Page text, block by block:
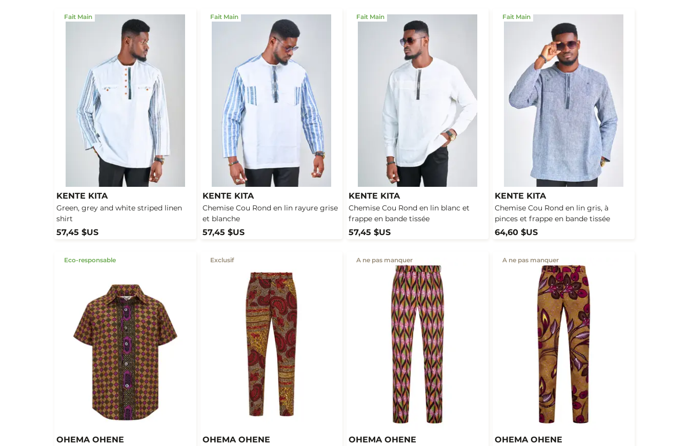
Fait Main
KENTE KITA
Green, grey and white striped linen
shirt
57,45 $US
Fait Main
KENTE KITA
Chemise Cou Rond en lin rayure grise
et blanche
57,45 $US
Fait Main
KENTE KITA
Chemise Cou Rond en lin blanc et
frappe en bande tissée
57,45 $US
Fait Main
KENTE KITA
Chemise Cou Rond en lin gris, à
pinces et frappe en bande tissée
64,60 $US
Eco-responsable
OHEMA OHENE
Exclusif
OHEMA OHENE
A ne pas manquer
OHEMA OHENE
A ne pas manquer
OHEMA OHENE